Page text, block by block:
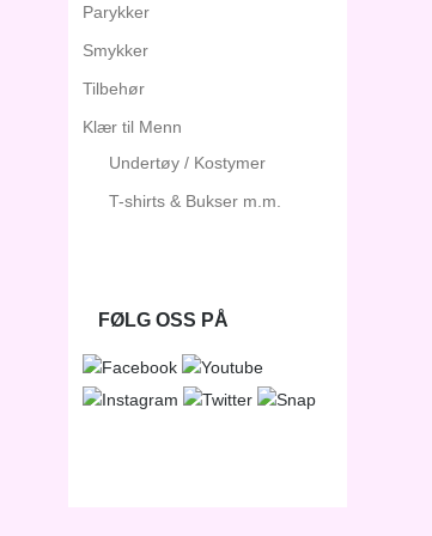
Parykker
Smykker
Tilbehør
Klær til Menn
Undertøy / Kostymer
T-shirts & Bukser m.m.
FØLG OSS PÅ